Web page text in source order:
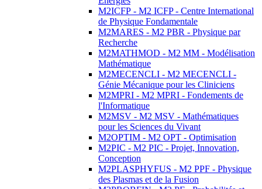
M2ICFP - M2 ICFP - Centre International
de Physique Fondamentale
M2MARES - M2 PBR - Physique par
Recherche
M2MATHMOD - M2 MM - Modélisation
Mathématique
M2MECENCLI - M2 MECENCLI -
Génie Mécanique pour les Cliniciens
M2MPRI - M2 MPRI - Fondements de
l'Informatique
M2MSV - M2 MSV - Mathématiques
pour les Sciences du Vivant
M2OPTIM - M2 OPT - Optimisation
M2PIC - M2 PIC - Projet, Innovation,
Conception
M2PLASPHYFUS - M2 PPF - Physique
des Plasmas et de la Fusion